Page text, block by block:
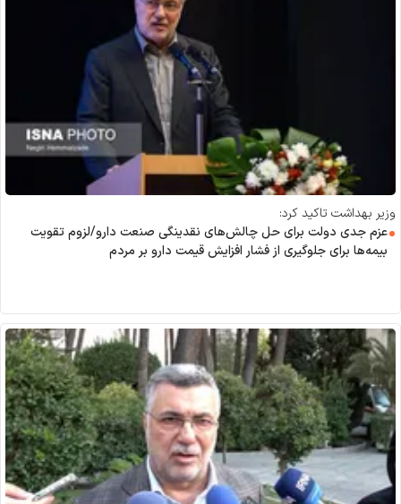
وزیر بهداشت تاکید کرد:
عزم جدی دولت برای حل چالش‌های نقدینگی صنعت دارو/لزوم تقویت
بیمه‌ها برای جلوگیری از فشار افزایش قیمت دارو بر مردم